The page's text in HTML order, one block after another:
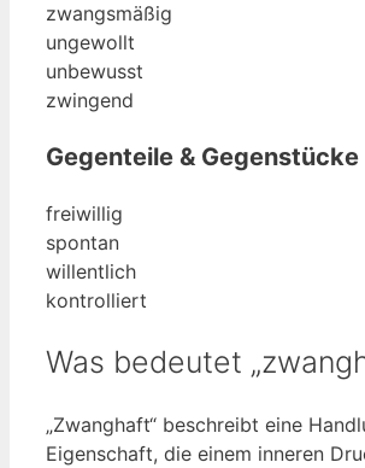
zwangsmäßig
ungewollt
unbewusst
zwingend
Gegenteile & Gegenstücke
freiwillig
spontan
willentlich
kontrolliert
Was bedeutet
„Zwanghaft“ beschreibt eine
Eigenschaft, die einem inneren